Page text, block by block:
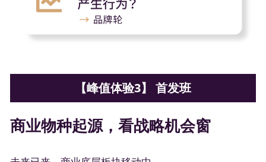
【峰值体验3】 首发班
商业物种起源，看战略机会窗